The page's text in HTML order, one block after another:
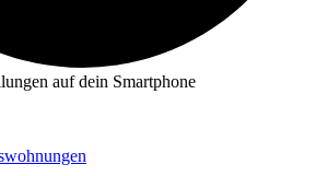
auf dein Smartphone